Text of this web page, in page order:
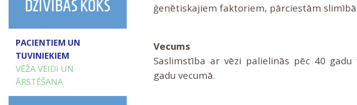
PACIENTIEM UN
TUVINIEKIEM
VĒŽA VEIDI UN
ĀRSTĒŠANA
ģenētiskajiem faktoriem, pārciestām
Vecums
Saslimstība ar vēzi palielinās pēc 40
gadu vecumā.